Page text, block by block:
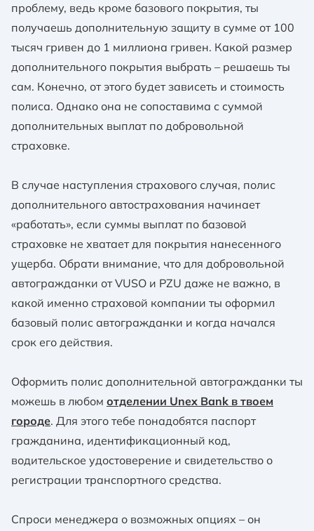
проблему, ведь кроме базового покрытия, ты
получаешь дополнительную защиту в сумме от 100
тысяч гривен до 1 миллиона гривен. Какой размер
дополнительного покрытия выбрать – решаешь ты
сам. Конечно, от этого будет зависеть и стоимость
полиса. Однако она не сопоставима с суммой
дополнительных выплат по добровольной
страховке.
В случае наступления страхового случая, полис
дополнительного автострахования начинает
«работать», если суммы выплат по базовой
страховке не хватает для покрытия нанесенного
ущерба. Обрати внимание, что для добровольной
автогражданки от VUSO и PZU даже не важно, в
какой именно страховой компании ты оформил
базовый полис автогражданки и когда начался
срок его действия.
Оформить полис дополнительной автогражданки ты
можешь в любом отделении Unex Bank в твоем
городе. Для этого тебе понадобятся паспорт
гражданина, идентификационный код,
водительское удостоверение и свидетельство о
регистрации транспортного средства.
Спроси менеджера о возможных опциях – он